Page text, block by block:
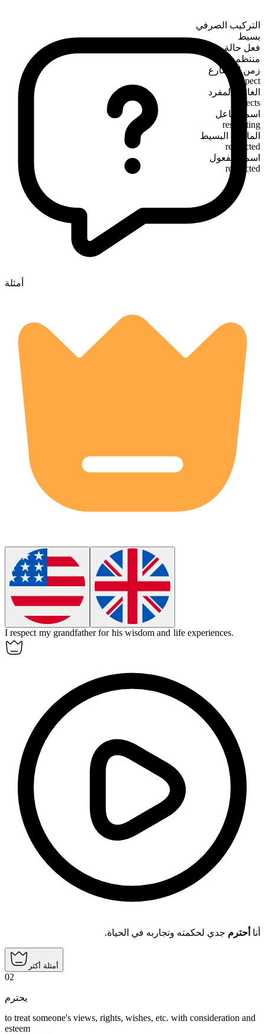
التركيب الصرفي
بسيط
فعل حالة
منتظم
زمن المضارع
respect
الغائب المفرد
respects
اسم الفاعل
respecting
الماضي البسيط
respected
اسم المفعول
respected
أمثلة
Irespect my grandfather for his wisdom and life experiences.
أنا أحترم جدي لحكمته وتجاربه في الحياة.
أمثلة أكثر
02
يحترم
to treat someone's views, rights, wishes, etc. with consideration and
esteem